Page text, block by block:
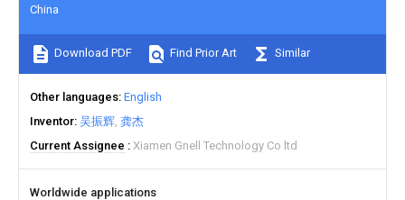
China
Download PDF Find Prior Art Similar
Other languages English
Inventor 吴振辉 龚杰
Current Assignee
Xiamen Gnell Technology Co ltd
Worldwide applications